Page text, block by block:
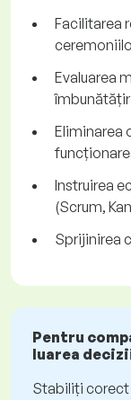
Facilitarea
Evaluarea
Eliminarea
Instruirea
(Scrum,
Sprijinirea
Pentru
luarea
Stabiliți corect